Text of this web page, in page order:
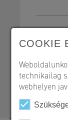
SW
+36
COOKIE
technikailag
webhelyen